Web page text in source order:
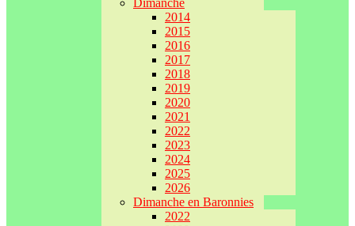
Dimanche
2014
2015
2016
2017
2018
2019
2020
2021
2022
2023
2024
2025
2026
Dimanche en Baronnies
2022